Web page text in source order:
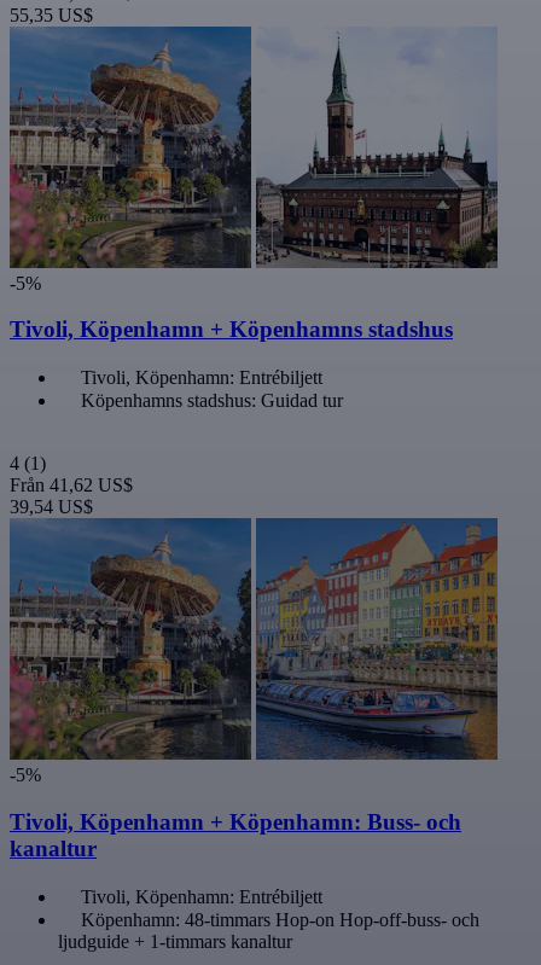
55,35 US$
-5%
Tivoli, Köpenhamn + Köpenhamns stadshus
Tivoli, Köpenhamn: Entrébiljett
Köpenhamns stadshus: Guidad tur
4 (1)
Från 41,62 US$
39,54 US$
-5%
Tivoli, Köpenhamn + Köpenhamn: Buss- och
kanaltur
Tivoli, Köpenhamn: Entrébiljett
Köpenhamn: 48-timmars Hop-on Hop-off-buss- och
ljudguide + 1-timmars kanaltur